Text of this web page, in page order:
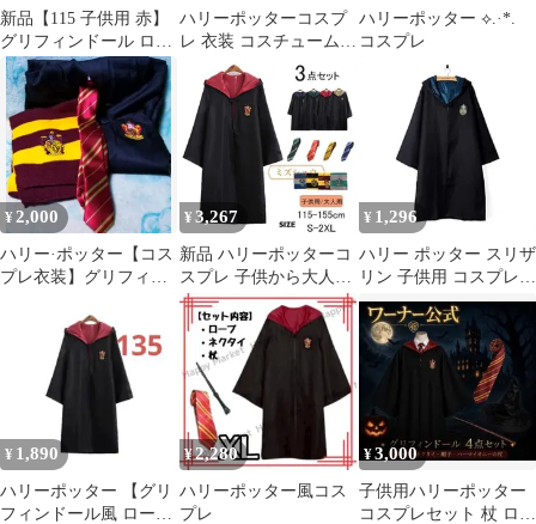
ンドール 赤
新品【115 子供用 赤】
グリフィンドール ロー
ブ ハリーポッター ハリ
ポタ
ハリーポッターコスプ
レ 衣装 コスチューム
cosplay 衣装 誕生日 プ
レゼント コスプレ服 文
化祭 ハロウイーン 子供
から大人までサイズが
あり 変装 仮装 ロー
ブ クリスマス コスプレ
男女共用グリフィンド
ール 赤
ハリーポッター ⟡.·*.
コスプレ
¥2,000
ハリー·ポッター【コス
プレ衣装】グリフィン
¥ 3,267
新品 ハリーポッターコ
スプレ 子供から大人ま
で 3点セット コスフ
ァンタジー 魔法の世界
ハロウィンコスプレ 子
供 イベント 魔法使いの
外観 コミコン パーティ
ー 可愛いデザイン 学園
祭 文化祭 仮装 mljxm
¥ 1,296
ハリー ポッター スリザ
リン 子供用 コスプレ
衣装 ローブ 125 ハロウ
ィン USJ 魔法使いP_0
[ID:5527]
¥ 1,890
ハリーポッター 【グリ
フィンドール風 ローブ
¥2,280
ハリーポッター風コス
プレ
¥3,000
子供用ハリーポッター
コスプレセット 杖 ロー